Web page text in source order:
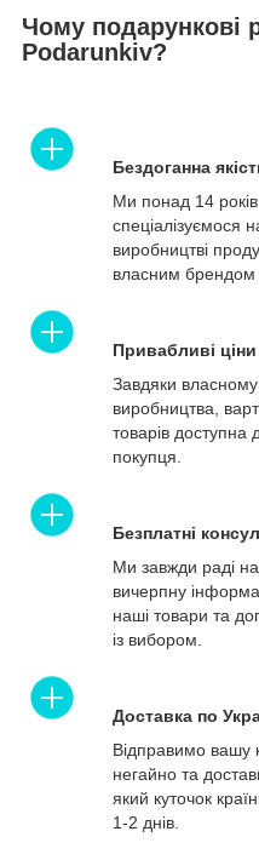
Чому подарункові
Podarunkiv?
Бездоганна
Ми понад 14 років
спеціалізуємося
виробництві
власним брендом
Привабливі ціни
Завдяки власному
виробництва,
товарів доступна
покупця.
Безплатні
Ми завжди раді
вичерпну
наші товари та
із вибором.
Доставка по
Відправимо вашу
негайно та
який куточок
1-2 днів.